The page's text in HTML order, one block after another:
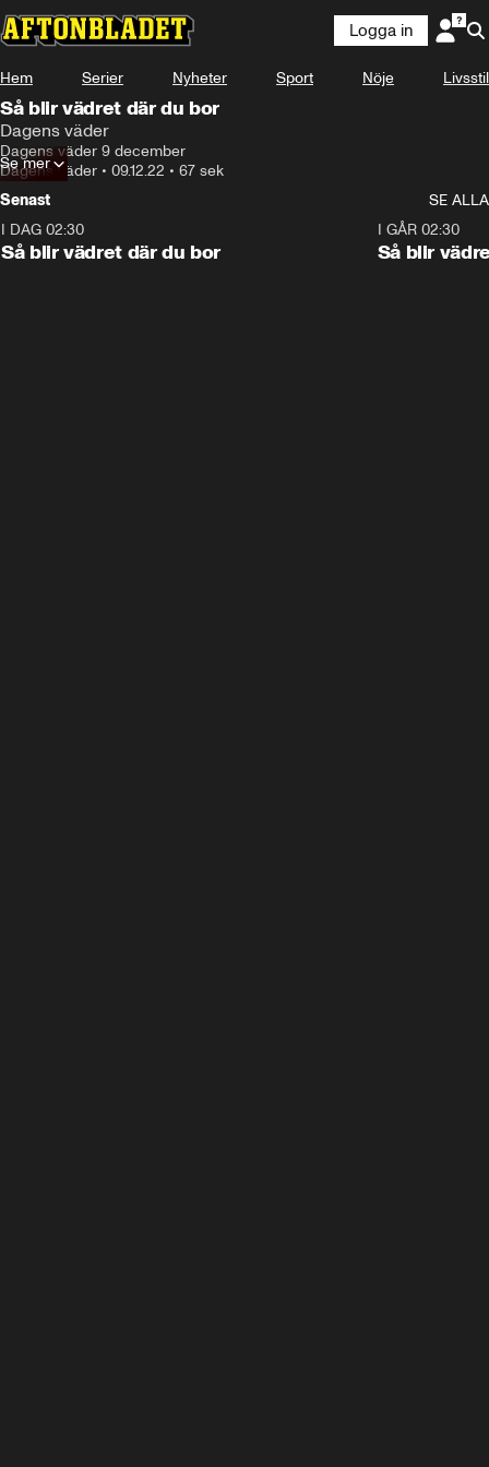
Logga in
Hem Serier Nyheter Sport Nöje Livsstil
Så blir vädret där du bor
Dagens väder
Dagens väder 9 december
Dagens väder • 09.12.22 • 67 sek
Se mer
Senast
SE ALLA
I DAG 02:30
Så blir vädret där du bor
I GÅR 02:30
Så blir